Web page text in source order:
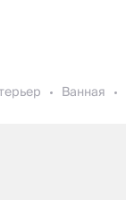
Ванная